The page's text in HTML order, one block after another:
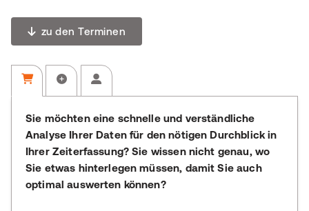
zu den Terminen
Sie möchten eine schnelle und verständliche
Analyse Ihrer Daten für den nötigen Durchblick in
Ihrer Zeiterfassung? Sie wissen nicht genau, wo
Sie etwas hinterlegen müssen, damit Sie auch
optimal auswerten können?